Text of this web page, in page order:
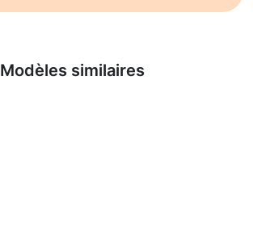
Modèles similaires
En savoir plus